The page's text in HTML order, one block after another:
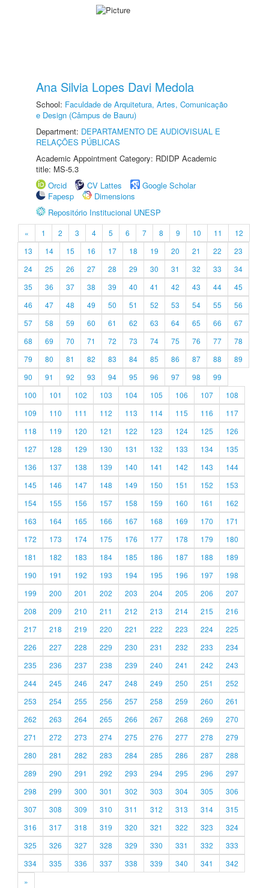
Ana Silvia Lopes Davi Medola
School: Faculdade de Arquitetura, Artes, Comunicação
e Design (Câmpus de Bauru)
Department: DEPARTAMENTO DE AUDIOVISUAL E
RELAÇÕES PÚBLICAS
Academic Appointment Category: RDIDP Academic
title: MS-5.3
Orcid
CV Lattes
Google Scholar
Fapesp
Dimensions
Repositório Institucional UNESP
« 1 2 3 4 5 6 7 8 9 10 11
12
13
14 15 16 17 18 19 20 21 22
23
24
25 26 27 28 29 30 31 32 33
34
35
36 37 38 39 40 41 42 43 44
45
46
47 48 49 50 51 52 53 54 55
56
57
58 59 60 61 62 63 64 65 66
67
68
69 70 71 72 73 74 75 76 77
78
79
80 81 82 83 84 85 86 87 88
89
90
91 92 93 94 95 96 97 98
99
100
101 102 103 104 105 106 107
108
109
110 111 112 113 114 115 116
117
118
119 120 121 122 123 124 125
126
127
128 129 130 131 132 133 134
135
136
137 138 139 140 141 142 143
144
145
146 147 148 149 150 151 152
153
154
155 156 157 158 159 160 161
162
163
164 165 166 167 168 169 170
171
172
173 174 175 176 177 178 179
180
181
182 183 184 185 186 187 188
189
190
191 192 193 194 195 196 197
198
199
200 201 202 203 204 205 206
207
208
209 210 211 212 213 214 215
216
217
218 219 220 221 222 223 224
225
226
227 228 229 230 231 232 233
234
235
236 237 238 239 240 241 242
243
244
245 246 247 248 249 250 251
252
253
254 255 256 257 258 259 260
261
262
263 264 265 266 267 268 269
270
271
272 273 274 275 276 277 278
279
280
281 282 283 284 285 286 287
288
289
290 291 292 293 294 295 296
297
298
299 300 301 302 303 304 305
306
307
308 309 310 311 312 313 314
315
316
317 318 319 320 321 322 323
324
325
326 327 328 329 330 331 332
333
334
335 336 337 338 339 340 341
342
»